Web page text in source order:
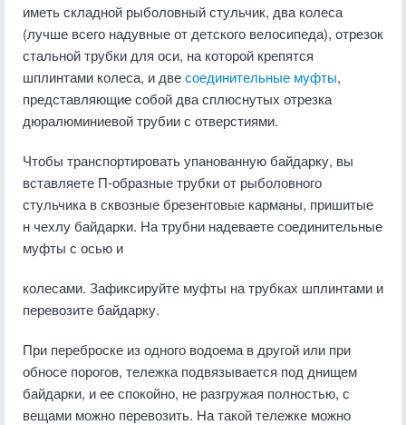
иметь складной рыболовный стульчик, два колеса
(лучше всего надувные от детского велосипеда), отрезок
стальной трубки для оси, на которой крепятся
шплинтами колеса, и двесоединительные муфты,
представляющие собой два сплюснутых отрезка
дюралюминиевой трубии с отверстиями.
Чтобы транспортировать упанованную байдарку, вы
вставляете П-образные трубки от рыболовного
стульчика в сквозные брезентовые карманы, пришитые
н чехлу байдарки. На трубни надеваете соединительные
муфты с осью и
колесами. Зафиксируйте муфты на трубках шплинтами и
перевозите байдарку.
При переброске из одного водоема в другой или при
обносе порогов, тележка подвязывается под днищем
байдарки, и ее спокойно, не разгружая полностью, с
вещами можно перевозить. На такой тележке можно